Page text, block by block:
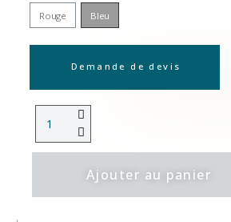
Rouge Bleu
Demande de devis
Ajouter au panier